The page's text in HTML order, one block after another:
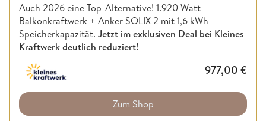
Auch 2026 eine Top-Alternative! 1.920 Watt
Balkonkraftwerk + Anker SOLIX 2 mit 1,6 kWh
Speicherkapazität. Jetzt im exklusiven Deal bei Kleines
Kraftwerk deutlich reduziert!
977,00 €
Zum Shop